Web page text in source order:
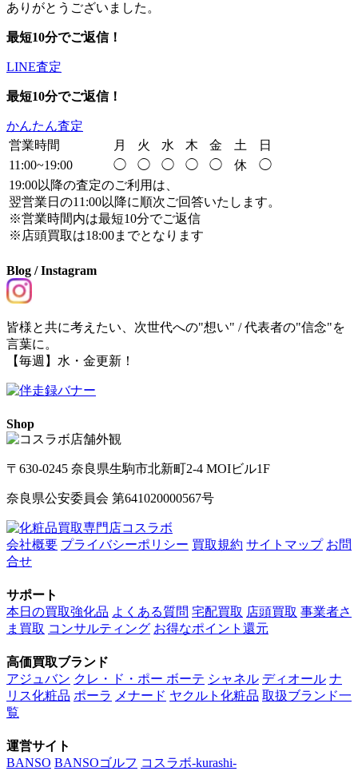
ありがとうございました。
最短10分でご返信！
LINE査定
最短10分でご返信！
かんたん査定
営業時間
月 火 水 木 金 土
日
11:00~19:00
◯ ◯ ◯ ◯ ◯ 休
◯
19:00以降の査定のご利用は、
翌営業日の11:00以降に順次ご回答いたします。
※営業時間内は最短10分でご返信
※店頭買取は18:00までとなります
Blog / Instagram
皆様と共に考えたい、次世代への"想い" / 代表者の"信念"を
言葉に。
【毎週】水・金更新！
Shop
〒630-0245 奈良県生駒市北新町2-4 MOIビル1F
奈良県公安委員会 第641020000567号
会社概要 プライバシーポリシー 買取規約 サイトマップ お問
合せ
サポート
本日の買取強化品 よくある質問 宅配買取 店頭買取 事業者さ
ま買取 コンサルティング お得なポイント還元
高価買取ブランド
アジュバン クレ・ド・ポー ボーテ シャネル ディオール ナ
リス化粧品 ポーラ メナード ヤクルト化粧品 取扱ブランド一
覧
運営サイト
BANSO BANSOゴルフ コスラボ-kurashi-